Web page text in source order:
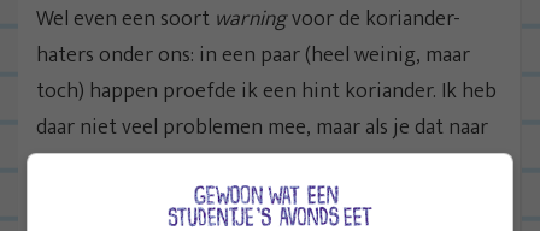
Wel even een soort warningvoor de koriander-
haters onder ons: in een paar (heel weinig, maar
toch) happen proefde ik een hint koriander. Ik heb
daar niet veel problemen mee, maar als je dat naar
zeep vindt smaken zou dat deze salade wel eens
kunnen verpesten.